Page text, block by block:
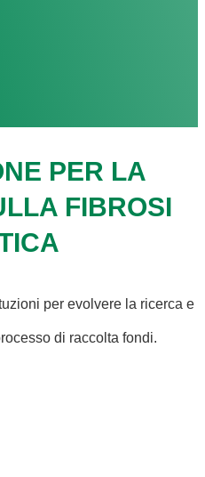
PER LA
FIBROSI
per evolvere la ricerca e
di raccolta fondi.